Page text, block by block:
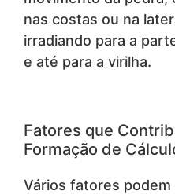
nas costas ou na
irradiando para a
e até para a virilha.
Fatores que
Formação de
Vários fatores